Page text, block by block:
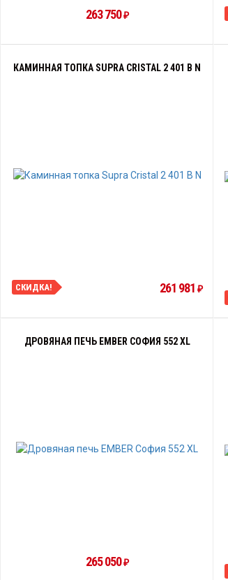
263 750₽
КАМИННАЯ ТОПКА SUPRA CRISTAL 2 401 B N
СКИДКА! 261 981 ₽
ДРОВЯНАЯ ПЕЧЬ EMBER СОФИЯ 552 XL
265 050₽